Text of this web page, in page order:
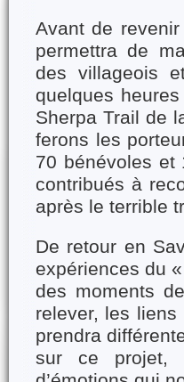
Avant de
permettra de
des villageois
quelques
Sherpa Trail de
ferons les
70 bénévoles et
contribués à
après le terrible
De retour en
expériences du
des moments
relever, les
prendra
sur ce projet,